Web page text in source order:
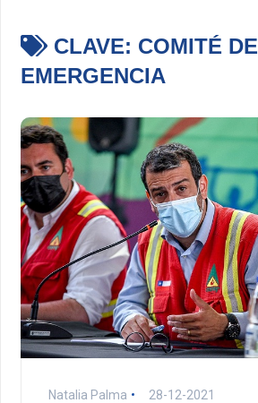
CLAVE: COMITÉ DE
EMERGENCIA
Natalia Palma 28-12-2021